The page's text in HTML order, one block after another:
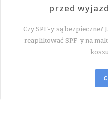
przed
Czy SPF-y są
reaplikować SPF-y na